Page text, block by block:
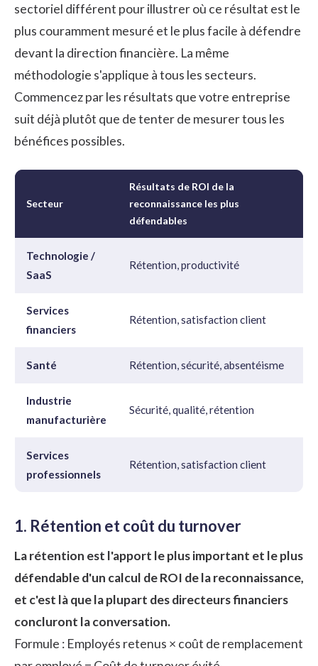
sectoriel différent pour illustrer où ce résultat est le
plus couramment mesuré et le plus facile à défendre
devant la direction financière. La même
méthodologie s'applique à tous les secteurs.
Commencez par les résultats que votre entreprise
suit déjà plutôt que de tenter de mesurer tous les
bénéfices possibles.
Secteur
Résultats de ROI de la
reconnaissance les plus
défendables
Technologie /
SaaS
Rétention, productivité
Services
financiers
Rétention, satisfaction client
Santé Rétention, sécurité, absentéisme
Industrie
manufacturière
Sécurité, qualité, rétention
Services
professionnels
Rétention, satisfaction client
1. Rétention et coût du turnover
La rétention est l'apport le plus important et le plus
défendable d'un calcul de ROI de la reconnaissance,
et c'est là que la plupart des directeurs financiers
concluront la conversation.
Formule : Employés retenus × coût de remplacement